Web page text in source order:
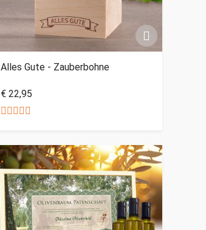
Alles Gute - Zauberbohne
€ 22,95